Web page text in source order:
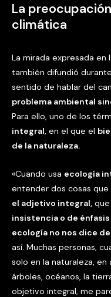
La
climática
La mirada expresada en
también difundió
sentido de hablar del
problema ambiental
Para ello, uno de los
integral, en el que el
de la naturaleza.
«Cuando usa ecología
entender dos cosas
el adjetivo integral,
insistencia o de
ecología no nos dice
así. Muchas personas,
solo en la naturaleza,
árboles, océanos, la
objetivo integral, me